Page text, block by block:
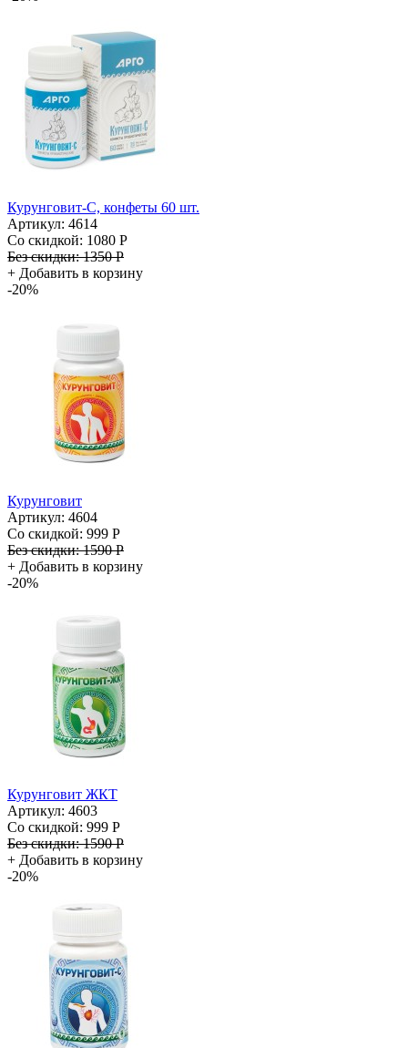
Курунговит-С, конфеты 60 шт.
Артикул: 4614
Со скидкой: 1080 Р
Без скидки:1350 Р
+ Добавить в корзину
-20%
Курунговит
Артикул: 4604
Со скидкой: 999 Р
Без скидки:1590 Р
+ Добавить в корзину
-20%
Курунговит ЖКТ
Артикул: 4603
Со скидкой: 999 Р
Без скидки:1590 Р
+ Добавить в корзину
-20%